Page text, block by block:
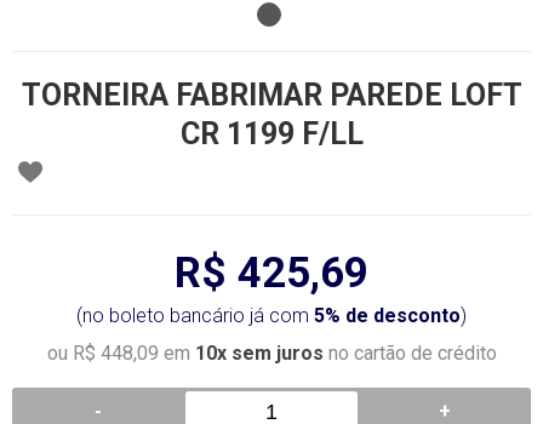
TORNEIRA FABRIMAR PAREDE LOFT
CR 1199 F/LL
R$ 425,69
(no boleto bancário já com 5% de desconto)
ou R$ 448,09 em 10x sem juros no cartão de crédito
- +